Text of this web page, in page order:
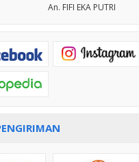
An. FIFI EKA PUTRI